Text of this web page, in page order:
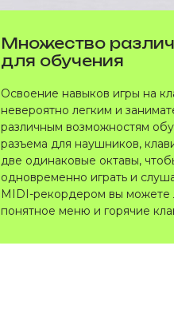
Множество
для обучения
Освоение навыков игры на
невероятно легким и
различным возможностям
разъема для наушников,
две одинаковые октавы,
одновременно играть и
MIDI-рекордером вы можете
понятное меню и горячие